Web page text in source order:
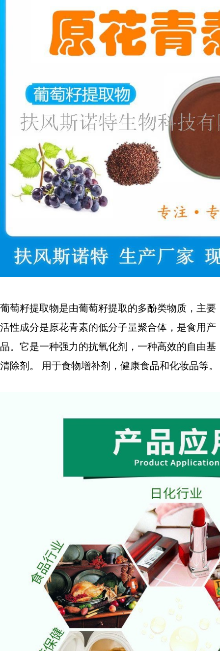
葡萄籽提取物是由葡萄籽提取的多酚类物质，主要
活性成分是原花青素的低分子量聚合体，是食用产
品。它是一种强力的抗氧化剂，一种高效的自由基
清除剂。 用于食物增补剂，健康食品和化妆品等。